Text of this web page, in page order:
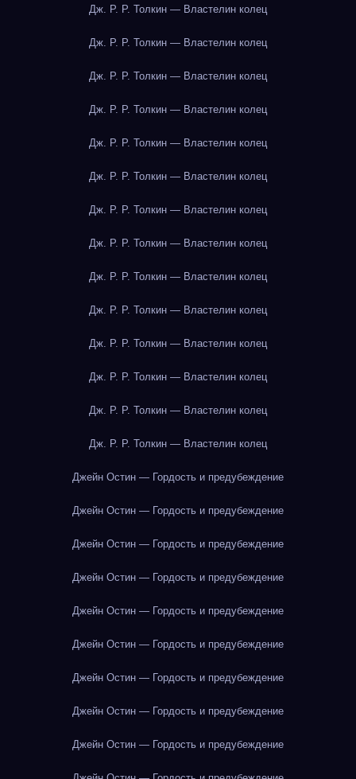
Дж. Р. Р. Толкин — Властелин колец
Дж. Р. Р. Толкин — Властелин колец
Дж. Р. Р. Толкин — Властелин колец
Дж. Р. Р. Толкин — Властелин колец
Дж. Р. Р. Толкин — Властелин колец
Дж. Р. Р. Толкин — Властелин колец
Дж. Р. Р. Толкин — Властелин колец
Дж. Р. Р. Толкин — Властелин колец
Дж. Р. Р. Толкин — Властелин колец
Дж. Р. Р. Толкин — Властелин колец
Дж. Р. Р. Толкин — Властелин колец
Дж. Р. Р. Толкин — Властелин колец
Дж. Р. Р. Толкин — Властелин колец
Дж. Р. Р. Толкин — Властелин колец
Джейн Остин — Гордость и предубеждение
Джейн Остин — Гордость и предубеждение
Джейн Остин — Гордость и предубеждение
Джейн Остин — Гордость и предубеждение
Джейн Остин — Гордость и предубеждение
Джейн Остин — Гордость и предубеждение
Джейн Остин — Гордость и предубеждение
Джейн Остин — Гордость и предубеждение
Джейн Остин — Гордость и предубеждение